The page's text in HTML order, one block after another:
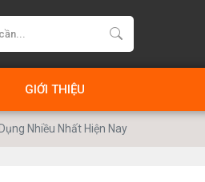
GIỚI THIỆU
Nhiều Nhất Hiện Nay